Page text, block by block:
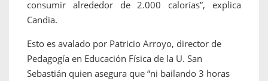
consumir alrededor de 2.000 calorías”, explica
Candia.
Esto es avalado por Patricio Arroyo, director de
Pedagogía en Educación Física de la U. San
Sebastián quien asegura que “ni bailando 3 horas